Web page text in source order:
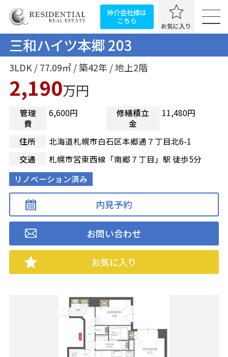
仲介会社様は
こちら
お気に入り
三和ハイツ本郷 203
3LDK / 77.09㎡ / 築42年 / 地上2階
2,190万円
管理
費
6,600円
修繕積立
金
11,480円
住所
北海道札幌市白石区本郷通７丁目北6-1
交通
札幌市営東西線「南郷７丁目」駅 徒歩5分
リノベーション済み
内見予約
お問い合わせ
お気に入り